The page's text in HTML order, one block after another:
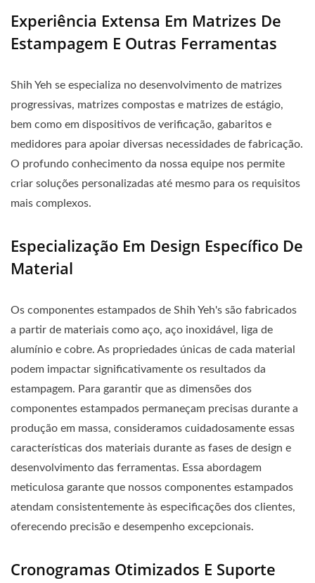
Experiência Extensa Em Matrizes De
Estampagem E Outras Ferramentas
Shih Yeh se especializa no desenvolvimento de matrizes
progressivas, matrizes compostas e matrizes de estágio,
bem como em dispositivos de verificação, gabaritos e
medidores para apoiar diversas necessidades de fabricação.
O profundo conhecimento da nossa equipe nos permite
criar soluções personalizadas até mesmo para os requisitos
mais complexos.
Especialização Em Design Específico De
Material
Os componentes estampados de Shih Yeh's são fabricados
a partir de materiais como aço, aço inoxidável, liga de
alumínio e cobre. As propriedades únicas de cada material
podem impactar significativamente os resultados da
estampagem. Para garantir que as dimensões dos
componentes estampados permaneçam precisas durante a
produção em massa, consideramos cuidadosamente essas
características dos materiais durante as fases de design e
desenvolvimento das ferramentas. Essa abordagem
meticulosa garante que nossos componentes estampados
atendam consistentemente às especificações dos clientes,
oferecendo precisão e desempenho excepcionais.
Cronogramas Otimizados E Suporte